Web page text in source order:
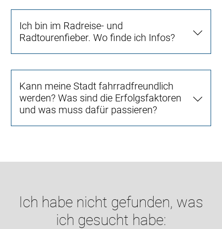
Ich bin im Radreise- und
Radtourenfieber. Wo finde ich Infos?
Kann meine Stadt fahrradfreundlich
werden? Was sind die Erfolgsfaktoren
und was muss dafür passieren?
Ich habe nicht gefunden, was
ich gesucht habe: